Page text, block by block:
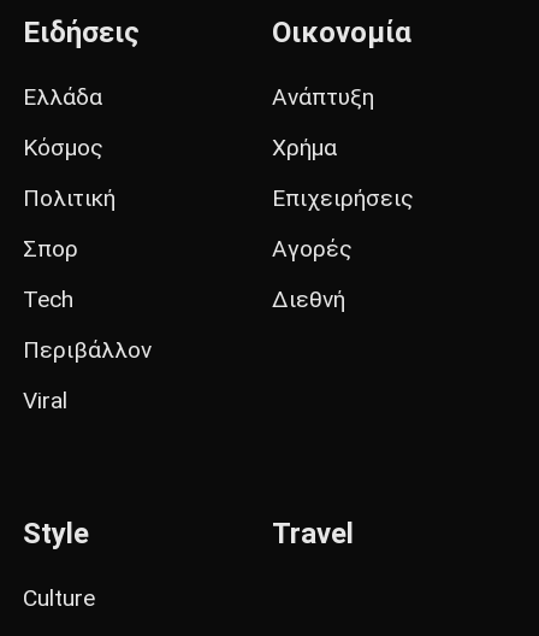
Ειδήσεις
Ελλάδα
Κόσμος
Πολιτική
Σπορ
Tech
Περιβάλλον
Viral
Οικονομία
Ανάπτυξη
Χρήμα
Επιχειρήσεις
Αγορές
Διεθνή
Style
Culture
Travel